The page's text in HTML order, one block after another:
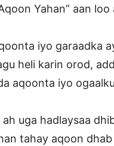
Yahan” aan
iyo garaadka
heli karin orod,
aqoonta iyo
uga hadlaysaa
tahay aqoon